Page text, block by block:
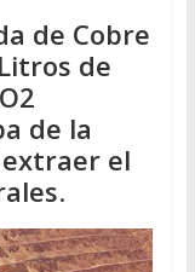
de Cobre
de
de la
el
.